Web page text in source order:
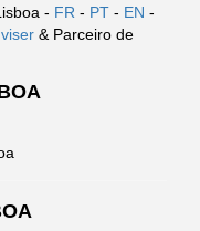
- FR - PT - EN -
& Parceiro de